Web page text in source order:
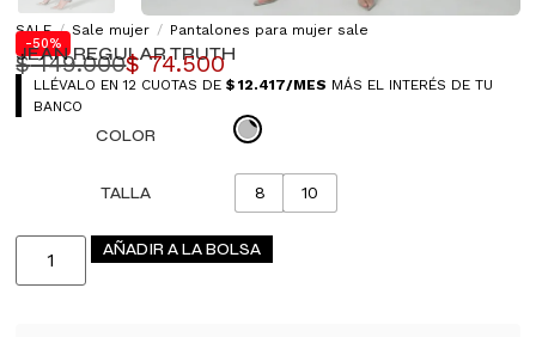
SALE / Sale mujer / Pantalones para mujer sale
-50%
JEAN REGULAR TRUTH
$149.000$74.500
LLÉVALO EN 12 CUOTAS DE$ 12.417/MES MÁS EL INTERÉS DE TU
BANCO
COLOR
TALLA 8 10
AÑADIR A LA BOLSA